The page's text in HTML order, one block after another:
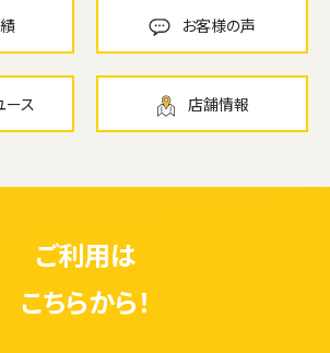
お客様の声
ース 店舗情報
ご利用は
こちらから！